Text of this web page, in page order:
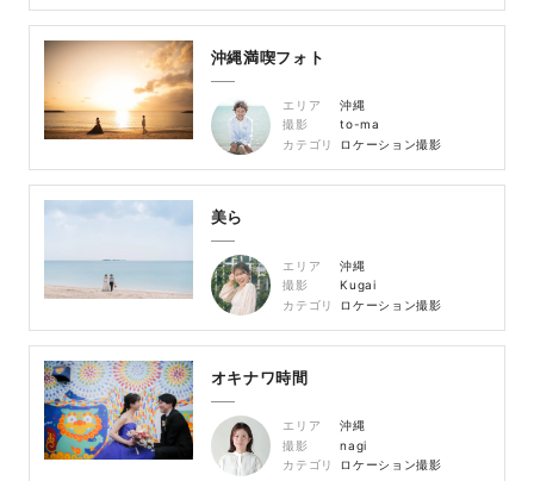
沖縄満喫フォト
エリア
沖縄
撮影
to-ma
カテゴリ
ロケーション撮影
美ら
エリア
沖縄
撮影
Kugai
カテゴリ
ロケーション撮影
オキナワ時間
エリア
沖縄
撮影
nagi
カテゴリ
ロケーション撮影